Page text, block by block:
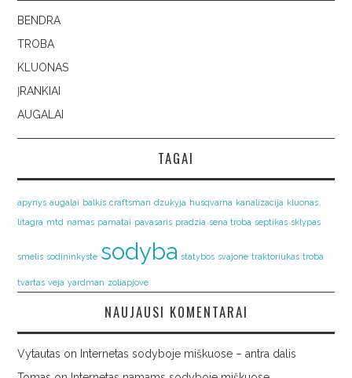
BENDRA
TROBA
KLUONAS
ĮRANKIAI
AUGALAI
TAGAI
apynys augalai balkis craftsman dzukyja husqvarna kanalizacija kluonas
litagra mtd namas pamatai pavasaris pradzia sena troba septikas sklypas
smelis sodininkyste sodyba statybos svajone traktoriukas troba
tvartas veja yardman zoliapjove
NAUJAUSI KOMENTARAI
Vytautas on Internetas sodyboje miškuose – antra dalis